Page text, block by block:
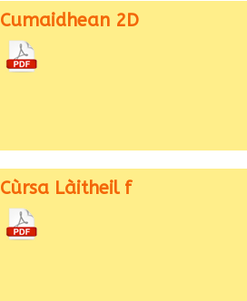
Cumaidhean 2D
Cùrsa Làitheil f